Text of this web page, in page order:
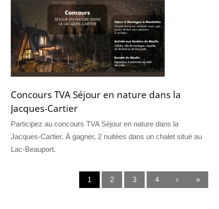
Concours TVA Séjour en nature dans la
Jacques-Cartier
Participez au concours TVA Séjour en nature dans la
Jacques-Cartier. À gagner, 2 nuitées dans un chalet situé au
Lac-Beauport.
1 2 3 4 › »